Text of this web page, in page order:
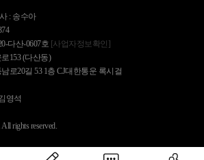
: 송수아
다산-0607호 [사업자정보확인]
153 (다산동)
로20길 53 1층 CJ대한통운 록시걸
영석
rights reserved.